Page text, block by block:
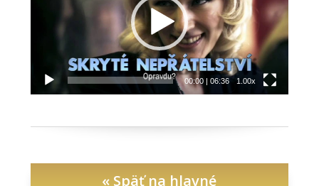
00:00 |06:36 1.00x
« Späť na hlavné